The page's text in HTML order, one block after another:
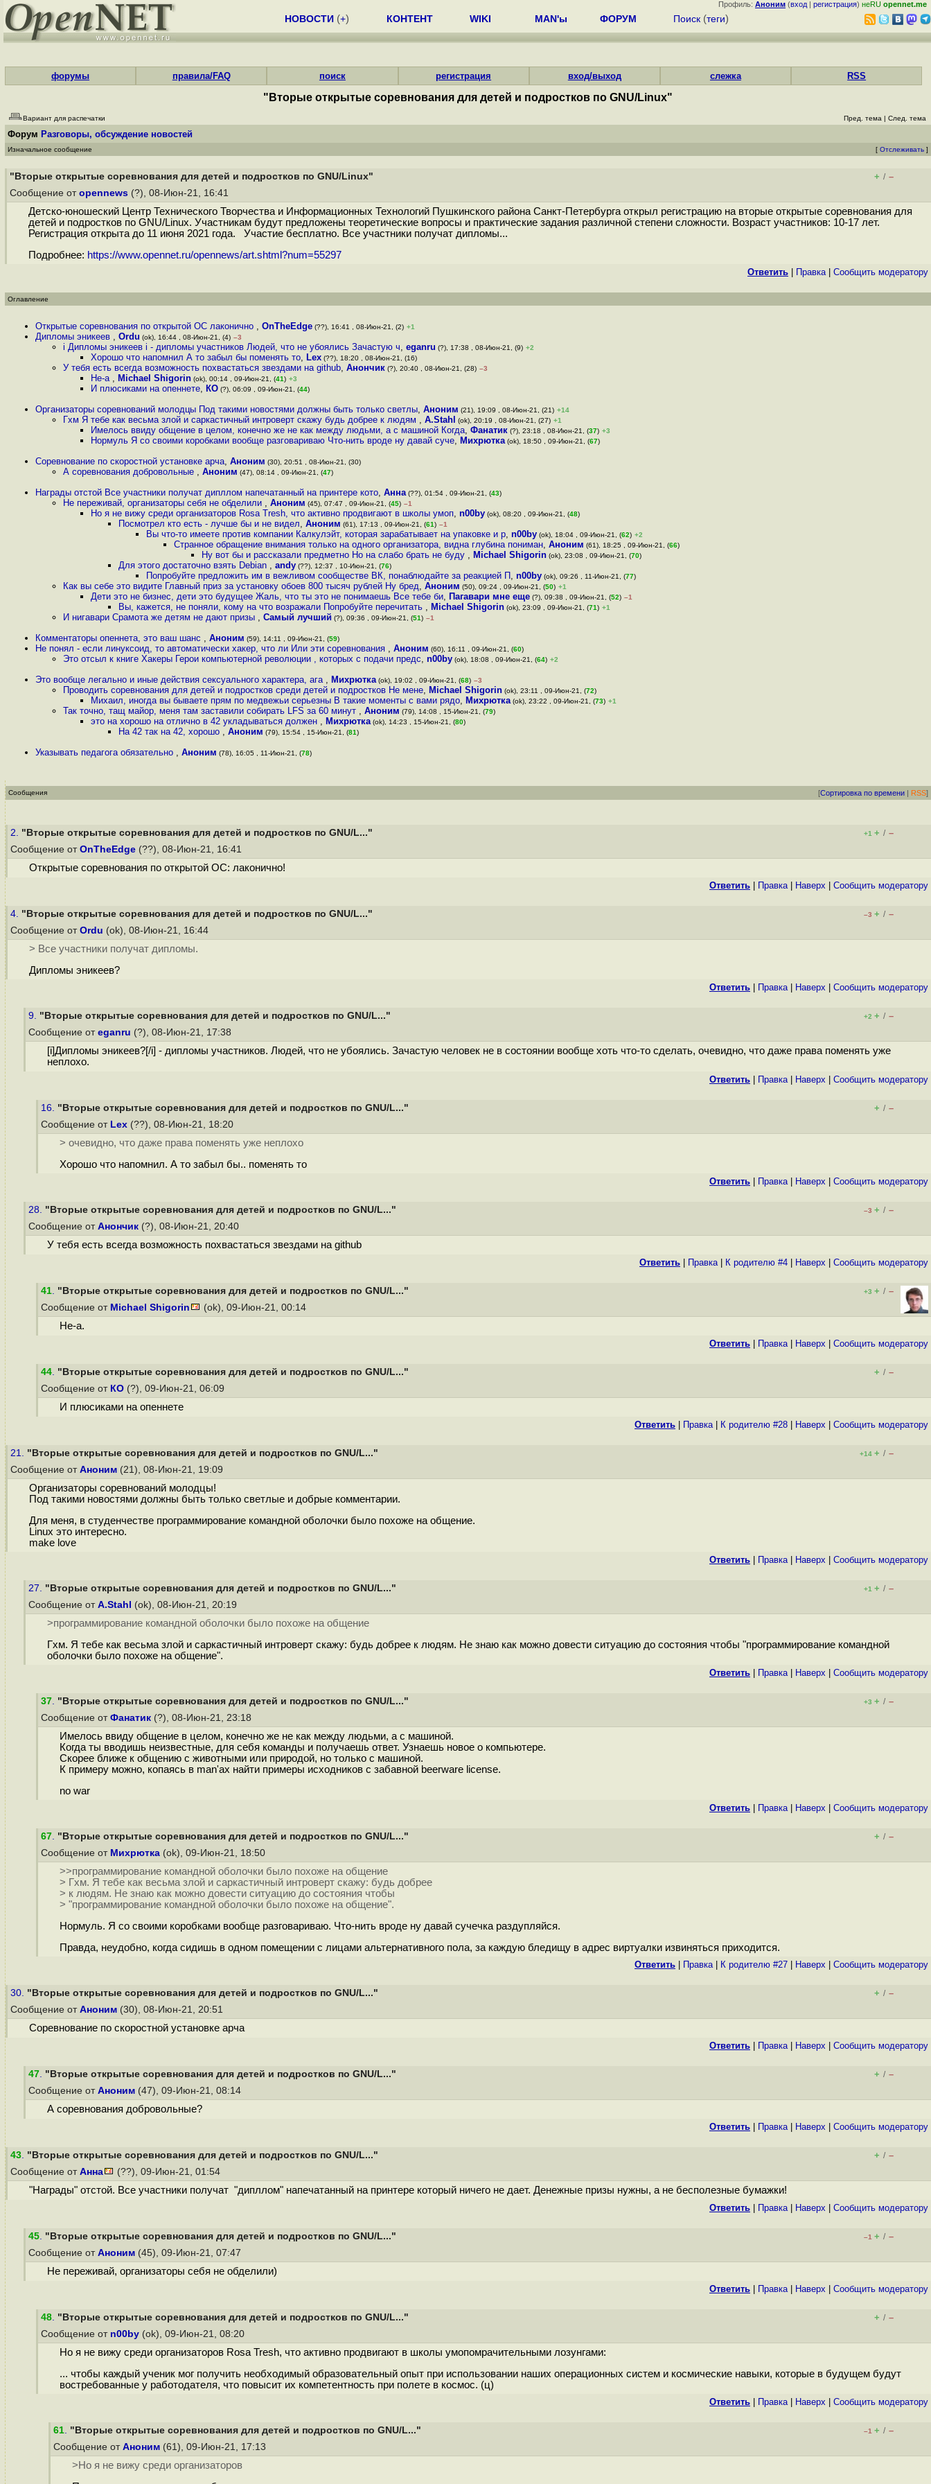
Профиль: Аноним (вход | регистрация) неRU opennet.me
НОВОСТИ (+) КОНТЕНТ WIKI MAN'ы ФОРУМ Поиск (теги)
форумы правила/FAQ поиск регистрация вход/выход слежка RSS
"Вторые открытые соревнования для детей и подростков по GNU/Linux"
Вариант для распечатки Пред. тема | След. тема
Форум Разговоры, обсуждение новостей
Изначальное сообщение [ Отслеживать ]
"Вторые открытые соревнования для детей и подростков по GNU/Linux" + / –
Сообщение от opennews (?), 08-Июн-21, 16:41
Детско-юношеский Центр Технического Творчества и Информационных Технологий Пушкинского района Санкт-Петербурга открыл регистрацию на вторые открытые соревнования для
детей и подростков по GNU/Linux. Участникам будут предложены теоретические вопросы и практические задания различной степени сложности. Возраст участников: 10-17 лет.
Регистрация открыта до 11 июня 2021 года. Участие бесплатно. Все участники получат дипломы...
Подробнее: https://www.opennet.ru/opennews/art.shtml?num=55297
Ответить Правка| Cообщить модератору
Оглавление
Открытые соревнования по открытой ОС лаконично , OnTheEdge (??), 16:41 , 08-Июн-21, (2) +1
Дипломы эникеев , Ordu (ok), 16:44 , 08-Июн-21, (4) –3
i Дипломы эникеев i - дипломы участников Людей, что не убоялись Зачастую ч, eganru (?), 17:38 , 08-Июн-21, (9) +2
Хорошо что напомнил А то забыл бы поменять то, Lex (??), 18:20 , 08-Июн-21, (16)
У тебя есть всегда возможность похвастаться звездами на github, Анончик (?), 20:40 , 08-Июн-21, (28) –3
Не-а , Michael Shigorin (ok), 00:14 , 09-Июн-21, (41) +3
И плюсиками на опеннете, КО (?), 06:09 , 09-Июн-21, (44)
Организаторы соревнований молодцы Под такими новостями должны быть только светлы, Аноним (21), 19:09 , 08-Июн-21, (21) +14
Гхм Я тебе как весьма злой и саркастичный интроверт скажу будь добрее к людям , A.Stahl (ok), 20:19 , 08-Июн-21, (27) +1
Имелось ввиду общение в целом, конечно же не как между людьми, а с машиной Когда, Фанатик (?), 23:18 , 08-Июн-21, (37) +3
Нормуль Я со своими коробками вообще разговариваю Что-нить вроде ну давай суче, Михрютка (ok), 18:50 , 09-Июн-21, (67)
Соревнование по скоростной установке арча, Аноним (30), 20:51 , 08-Июн-21, (30)
А соревнования добровольные , Аноним (47), 08:14 , 09-Июн-21, (47)
Награды отстой Все участники получат дипллом напечатанный на принтере кото, Анна (??), 01:54 , 09-Июн-21, (43)
Не переживай, организаторы себя не обделили , Аноним (45), 07:47 , 09-Июн-21, (45) –1
Но я не вижу среди организаторов Rosa Tresh, что активно продвигают в школы умоп, n00by (ok), 08:20 , 09-Июн-21, (48)
Посмотрел кто есть - лучше бы и не видел, Аноним (61), 17:13 , 09-Июн-21, (61) –1
Вы что-то имеете против компании Калкулэйт, которая зарабатывает на упаковке и р, n00by (ok), 18:04 , 09-Июн-21, (62) +2
Странное обращение внимания только на одного организатора, видна глубина пониман, Аноним (61), 18:25 , 09-Июн-21, (66)
Ну вот бы и рассказали предметно Но на слабо брать не буду , Michael Shigorin (ok), 23:08 , 09-Июн-21, (70)
Для этого достаточно взять Debian , andy (??), 12:37 , 10-Июн-21, (76)
Попробуйте предложить им в вежливом сообществе ВК, понаблюдайте за реакцией П , n00by (ok), 09:26 , 11-Июн-21, (77)
Как вы себе это видите Главный приз за установку обоев 800 тысяч рублей Ну бред, Аноним (50), 09:24 , 09-Июн-21, (50) +1
Дети это не бизнес, дети это будущее Жаль, что ты это не понимаешь Все тебе би, Пагавари мне еще (?), 09:38 , 09-Июн-21, (52) –1
Вы, кажется, не поняли, кому на что возражали Попробуйте перечитать , Michael Shigorin (ok), 23:09 , 09-Июн-21, (71) +1
И нигавари Срамота же детям не дают призы , Самый лучший (?), 09:36 , 09-Июн-21, (51) –1
Комментаторы опеннета, это ваш шанс , Аноним (59), 14:11 , 09-Июн-21, (59)
Не понял - если линуксоид, то автоматически хакер, что ли Или эти соревнования , Аноним (60), 16:11 , 09-Июн-21, (60)
Это отсыл к книге Хакеры Герои компьютерной революции , которых с подачи предс, n00by (ok), 18:08 , 09-Июн-21, (64) +2
Это вообще легально и иные действия сексуального характера, ага , Михрютка (ok), 19:02 , 09-Июн-21, (68) –3
Проводить соревнования для детей и подростков среди детей и подростков Не мене, Michael Shigorin (ok), 23:11 , 09-Июн-21, (72)
Михаил, иногда вы бываете прям по медвежьи серьезны В такие моменты с вами рядо, Михрютка (ok), 23:22 , 09-Июн-21, (73) +1
Так точно, тащ майор, меня там заставили собирать LFS за 60 минут , Аноним (79), 14:08 , 15-Июн-21, (79)
это на хорошо на отлично в 42 укладываться должен , Михрютка (ok), 14:23 , 15-Июн-21, (80)
На 42 так на 42, хорошо , Аноним (79), 15:54 , 15-Июн-21, (81)
Указывать педагога обязательно , Аноним (78), 16:05 , 11-Июн-21, (78)
Сообщения [Сортировка по времени | RSS]
2. "Вторые открытые соревнования для детей и подростков по GNU/L..." +1 + / –
Сообщение от OnTheEdge (??), 08-Июн-21, 16:41
Открытые соревнования по открытой ОС: лаконично!
Ответить Правка| Наверх Cообщить модератору
4. "Вторые открытые соревнования для детей и подростков по GNU/L..." –3 + / –
Сообщение от Ordu (ok), 08-Июн-21, 16:44
> Все участники получат дипломы.
Дипломы эникеев?
Ответить Правка| Наверх Cообщить модератору
9. "Вторые открытые соревнования для детей и подростков по GNU/L..." +2 + / –
Сообщение от eganru (?), 08-Июн-21, 17:38
[i]Дипломы эникеев?[/i] - дипломы участников. Людей, что не убоялись. Зачастую человек не в состоянии вообще хоть что-то сделать, очевидно, что даже права поменять уже
неплохо.
Ответить Правка| Наверх Cообщить модератору
16. "Вторые открытые соревнования для детей и подростков по GNU/L..." + / –
Сообщение от Lex (??), 08-Июн-21, 18:20
> очевидно, что даже права поменять уже неплохо
Хорошо что напомнил. А то забыл бы.. поменять то
Ответить Правка| Наверх Cообщить модератору
28. "Вторые открытые соревнования для детей и подростков по GNU/L..." –3 + / –
Сообщение от Анончик (?), 08-Июн-21, 20:40
У тебя есть всегда возможность похвастаться звездами на github
Ответить Правка| К родителю #4 Наверх Cообщить модератору
41. "Вторые открытые соревнования для детей и подростков по GNU/L..." +3 + / –
Сообщение от Michael Shigorin (ok), 09-Июн-21, 00:14
Не-а.
Ответить Правка| Наверх Cообщить модератору
44. "Вторые открытые соревнования для детей и подростков по GNU/L..." + / –
Сообщение от КО (?), 09-Июн-21, 06:09
И плюсиками на опеннете
Ответить Правка| К родителю #28 Наверх Cообщить модератору
21. "Вторые открытые соревнования для детей и подростков по GNU/L..." +14 + / –
Сообщение от Аноним (21), 08-Июн-21, 19:09
Организаторы соревнований молодцы!
Под такими новостями должны быть только светлые и добрые комментарии.
Для меня, в студенчестве программирование командной оболочки было похоже на общение.
Linux это интересно.
make love
Ответить Правка| Наверх Cообщить модератору
27. "Вторые открытые соревнования для детей и подростков по GNU/L..." +1 + / –
Сообщение от A.Stahl (ok), 08-Июн-21, 20:19
>программирование командной оболочки было похоже на общение
Гхм. Я тебе как весьма злой и саркастичный интроверт скажу: будь добрее к людям. Не знаю как можно довести ситуацию до состояния чтобы "программирование командной
оболочки было похоже на общение".
Ответить Правка| Наверх Cообщить модератору
37. "Вторые открытые соревнования для детей и подростков по GNU/L..." +3 + / –
Сообщение от Фанатик (?), 08-Июн-21, 23:18
Имелось ввиду общение в целом, конечно же не как между людьми, а с машиной.
Когда ты вводишь неизвестные, для себя команды и получаешь ответ. Узнаешь новое о компьютере.
Скорее ближе к общению с животными или природой, но только с машиной.
К примеру можно, копаясь в man'ах найти примеры исходников с забавной beerware license.
no war
Ответить Правка| Наверх Cообщить модератору
67. "Вторые открытые соревнования для детей и подростков по GNU/L..." + / –
Сообщение от Михрютка (ok), 09-Июн-21, 18:50
>>программирование командной оболочки было похоже на общение
> Гхм. Я тебе как весьма злой и саркастичный интроверт скажу: будь добрее
> к людям. Не знаю как можно довести ситуацию до состояния чтобы
> "программирование командной оболочки было похоже на общение".
Нормуль. Я со своими коробками вообще разговариваю. Что-нить вроде ну давай сучечка раздупляйся.
Правда, неудобно, когда сидишь в одном помещении с лицами альтернативного пола, за каждую бледищу в адрес виртуалки извиняться приходится.
Ответить Правка| К родителю #27 Наверх Cообщить модератору
30. "Вторые открытые соревнования для детей и подростков по GNU/L..." + / –
Сообщение от Аноним (30), 08-Июн-21, 20:51
Соревнование по скоростной установке арча
Ответить Правка| Наверх Cообщить модератору
47. "Вторые открытые соревнования для детей и подростков по GNU/L..." + / –
Сообщение от Аноним (47), 09-Июн-21, 08:14
А соревнования добровольные?
Ответить Правка| Наверх Cообщить модератору
43. "Вторые открытые соревнования для детей и подростков по GNU/L..." + / –
Сообщение от Анна (??), 09-Июн-21, 01:54
"Награды" отстой. Все участники получат "дипллом" напечатанный на принтере который ничего не дает. Денежные призы нужны, а не бесполезные бумажки!
Ответить Правка| Наверх Cообщить модератору
45. "Вторые открытые соревнования для детей и подростков по GNU/L..." –1 + / –
Сообщение от Аноним (45), 09-Июн-21, 07:47
Не переживай, организаторы себя не обделили)
Ответить Правка| Наверх Cообщить модератору
48. "Вторые открытые соревнования для детей и подростков по GNU/L..." + / –
Сообщение от n00by (ok), 09-Июн-21, 08:20
Но я не вижу среди организаторов Rosa Tresh, что активно продвигают в школы умопомрачительными лозунгами:
... чтобы каждый ученик мог получить необходимый образовательный опыт при использовании наших операционных систем и космические навыки, которые в будущем будут
востребованные у работодателя, что повысит их компетентность при полете в космос. (ц)
Ответить Правка| Наверх Cообщить модератору
61. "Вторые открытые соревнования для детей и подростков по GNU/L..." –1 + / –
Сообщение от Аноним (61), 09-Июн-21, 17:13
>Но я не вижу среди организаторов